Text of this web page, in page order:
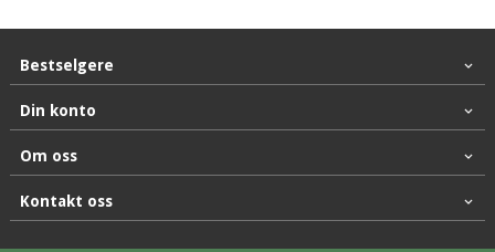
Bestselgere
Din konto
Om oss
Kontakt oss